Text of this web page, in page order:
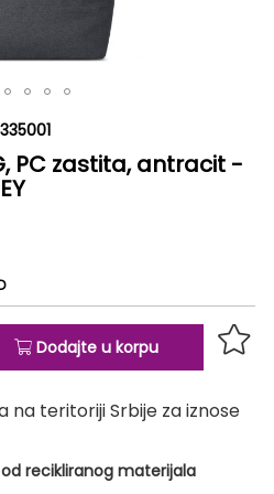
PC zastita, antracit -
Dodajte u korpu
na teritoriji Srbije za iznose
recikliranog materijala